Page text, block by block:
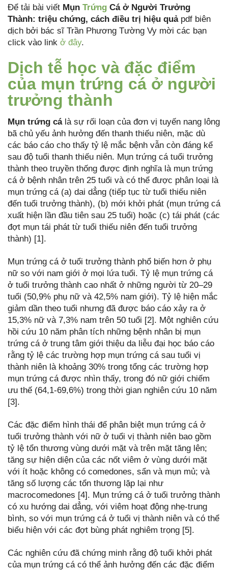
Để tải bài viết Mụn Trứng Cá ở Người Trưởng
Thành: triệu chứng, cách điều trị hiệu quảpdf biên
dịch bởi bác sĩ Trần Phương Tường Vy mời các bạn
click vào link ở đây.
Dịch tễ học và đặc điểm
của mụn trứng cá ở người
trưởng thành
Mụn trứng cálà sự rối loạn của đơn vị tuyến nang lông
bã chủ yếu ảnh hưởng đến thanh thiếu niên, mặc dù
các báo cáo cho thấy tỷ lệ mắc bệnh vẫn còn đáng kể
sau độ tuổi thanh thiếu niên. Mụn trứng cá tuổi trưởng
thành theo truyền thống được định nghĩa là mụn trứng
cá ở bệnh nhân trên 25 tuổi và có thể được phân loại là
mụn trứng cá (a) dai dẳng (tiếp tục từ tuổi thiếu niên
đến tuổi trưởng thành), (b) mới khởi phát (mụn trứng cá
xuất hiện lần đầu tiên sau 25 tuổi) hoặc (c) tái phát (các
đợt mụn tái phát từ tuổi thiếu niên đến tuổi trưởng
thành) [1].
Mụn trứng cá ở tuổi trưởng thành phổ biến hơn ở phụ
nữ so với nam giới ở mọi lứa tuổi. Tỷ lệ mụn trứng cá
ở tuổi trưởng thành cao nhất ở những người từ 20–29
tuổi (50,9% phụ nữ và 42,5% nam giới). Tỷ lệ hiện mắc
giảm dần theo tuổi nhưng đã được báo cáo xảy ra ở
15,3% nữ và 7,3% nam trên 50 tuổi [2]. Một nghiên cứu
hồi cứu 10 năm phân tích những bệnh nhân bị mụn
trứng cá ở trung tâm giới thiệu da liễu đại học báo cáo
rằng tỷ lệ các trường hợp mụn trứng cá sau tuổi vị
thành niên là khoảng 30% trong tổng các trường hợp
mụn trứng cá được nhìn thấy, trong đó nữ giới chiếm
ưu thế (64,1-69,6%) trong thời gian nghiên cứu 10 năm
[3].
Các đặc điểm hình thái để phân biệt mụn trứng cá ở
tuổi trưởng thành với nữ ở tuổi vị thành niên bao gồm
tỷ lệ tổn thương vùng dưới mặt và trên mặt tăng lên;
tăng sự hiện diện của các nốt viêm ở vùng dưới mặt
với ít hoặc không có comedones, sẩn và mụn mủ; và
tăng số lượng các tổn thương lặp lại như
macrocomedones [4]. Mụn trứng cá ở tuổi trưởng thành
có xu hướng dai dẳng, với viêm hoạt động nhẹ-trung
bình, so với mụn trứng cá ở tuổi vị thành niên và có thể
biểu hiện với các đợt bùng phát nghiêm trọng [5].
Các nghiên cứu đã chứng minh rằng độ tuổi khởi phát
của mụn trứng cá có thể ảnh hưởng đến các đặc điểm